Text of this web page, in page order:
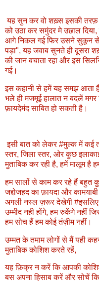
यह सुन कर वो शख़्स इसकी
को उठा कर समुंदर मे उछाल दिया,
आगे निकल गई फिर उसने सुकून से
पड़ा", यह जवाब सुनते ही दूसरा
की जान बचाता रहा और इस
गई।
इस कहानी से हमें यह समझ आता है
भले ही मजमूई हालात न बदलें
फ़ायदेमंद साबित हो सकती है।
इसी बात को लेकर #मुल्क में कई
स्तर, जिला स्तर, ओर कुछ
मुताबिक कर रही है, हमें मालूम
हम सालों से काम कर रहे हैं बहुत
जद्दोजहद का फ़ायदा और
अगली नस्ल ज़रूर देखेगी
उम्मीद नही होंगे, हम रुकेंगे नहीं
हम सोच हैं हम कोई तंज़ीम नहीं।
उम्मत के तमाम लोगों से मैं यही
मुताबिक कोशिश करते रहें,
यह फ़िक्र न करें कि आपकी
बस अपना हिसाब करें और सोचें